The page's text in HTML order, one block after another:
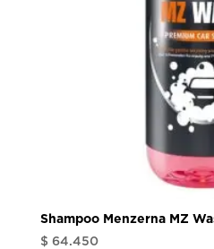
Shampoo Menzerna MZ
$ 64.450